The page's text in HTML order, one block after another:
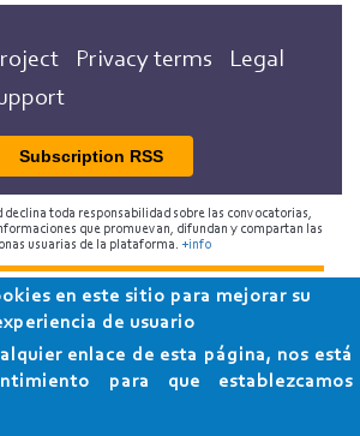
Privacy terms
Legal
Subscription RSS
declina toda responsabilidad sobre las convocatorias,
que promuevan, difundan y compartan las
usuarias de la plataforma. +info
de Envejecimiento Saludable de la
Consejería de Salud
en este sitio para mejorar su
de usuario
enlace de esta página, nos está
para que establezcamos